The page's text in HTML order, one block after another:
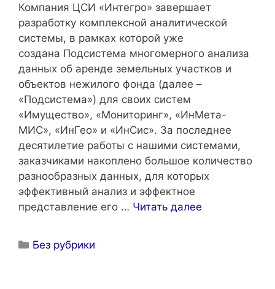
Компания ЦСИ «Интегро» завершает
разработку комплексной аналитической
системы, в рамках которой уже
создана Подсистема многомерного анализа
данных об аренде земельных участков и
объектов нежилого фонда (далее –
«Подсистема») для своих систем
«Имущество», «Мониторинг», «ИнМета-
МИС», «ИнГео» и «ИнСис». За последнее
десятилетие работы с нашими системами,
заказчиками накоплено большое количество
разнообразных данных, для которых
эффективный анализ и эффектное
представление его … Читать далее
Рубрики
Без рубрики